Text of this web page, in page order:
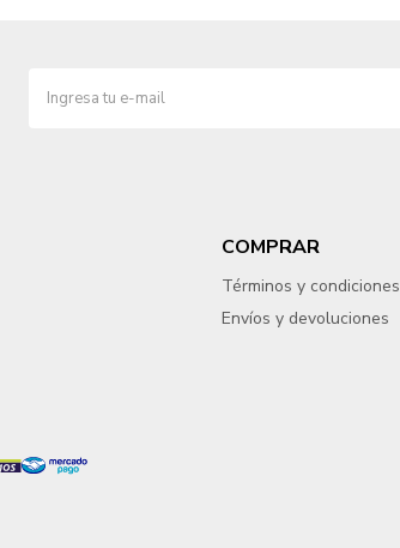
COMPRAR
Términos y condiciones
Envíos y devoluciones